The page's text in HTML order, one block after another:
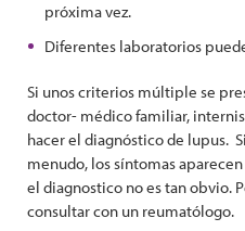
próxima vez.
Diferentes laboratorios
Si unos criterios múltiple se
doctor- médico familiar,
hacer el diagnóstico de lupus.
menudo, los síntomas
el diagnostico no es tan obvio.
consultar con un reumatólogo.